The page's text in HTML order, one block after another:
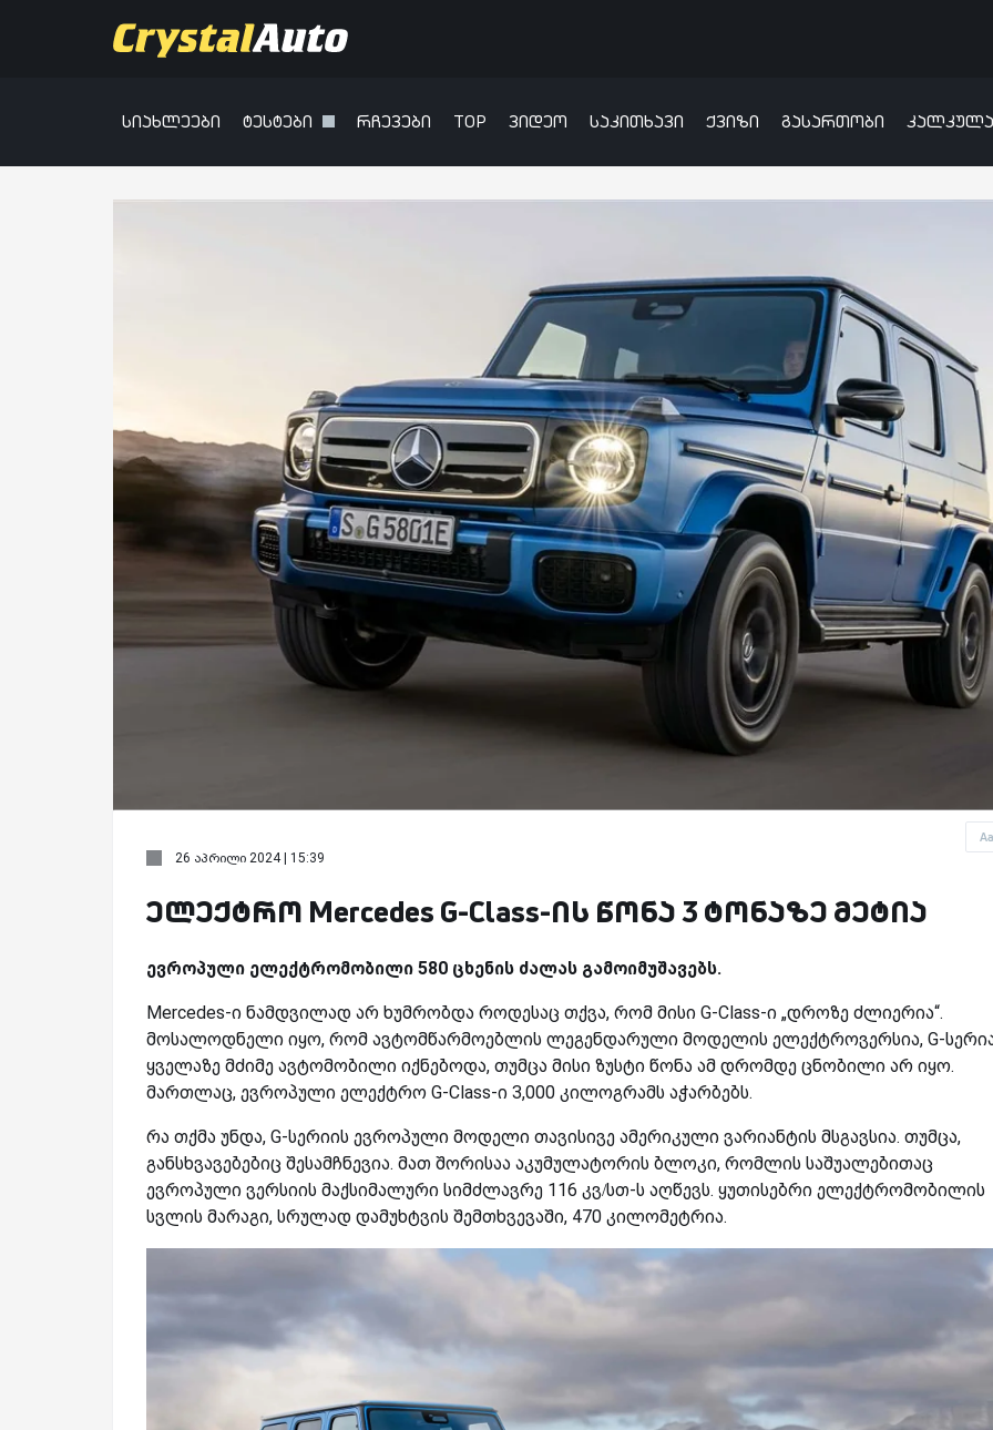
სიახლეები ტესტები რჩევები TOP ვიდეო საკითხავი ქვიზი გასართობი
Aa
26 აპრილი 2024 | 15:39
ელექტრო Mercedes G-Class-ის წონა 3 ტონაზე მეტია
ევროპული ელექტრომობილი 580 ცხენის ძალას გამოიმუშავებს.
Mercedes-ი ნამდვილად არ ხუმრობდა როდესაც თქვა, რომ მისი G-Class-ი „დროზე ძლიერია“.
მოსალოდნელი იყო, რომ ავტომწარმოებლის ლეგენდარული მოდელის ელექტროვერსია, G-
ყველაზე მძიმე ავტომობილი იქნებოდა, თუმცა მისი ზუსტი წონა ამ დრომდე ცნობილი არ იყო.
მართლაც, ევროპული ელექტრო G-Class-ი 3,000 კილოგრამს აჭარბებს.
რა თქმა უნდა, G-სერიის ევროპული მოდელი თავისივე ამერიკული ვარიანტის მსგავსია. თუმცა,
განსხვავებებიც შესამჩნევია. მათ შორისაა აკუმულატორის ბლოკი, რომლის საშუალებითაც
ევროპული ვერსიის მაქსიმალური სიმძლავრე 116 კვ/სთ-ს აღწევს. ყუთისებრი ელექტრომობილის
სვლის მარაგი, სრულად დამუხტვის შემთხვევაში, 470 კილომეტრია.